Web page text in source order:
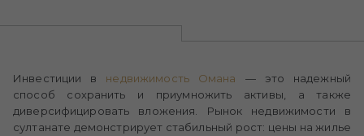
Инвестиции в недвижимость Омана — это надежный
способ сохранить и приумножить активы, а также
диверсифицировать вложения. Рынок недвижимости в
султанате демонстрирует стабильный рост: цены на жилье